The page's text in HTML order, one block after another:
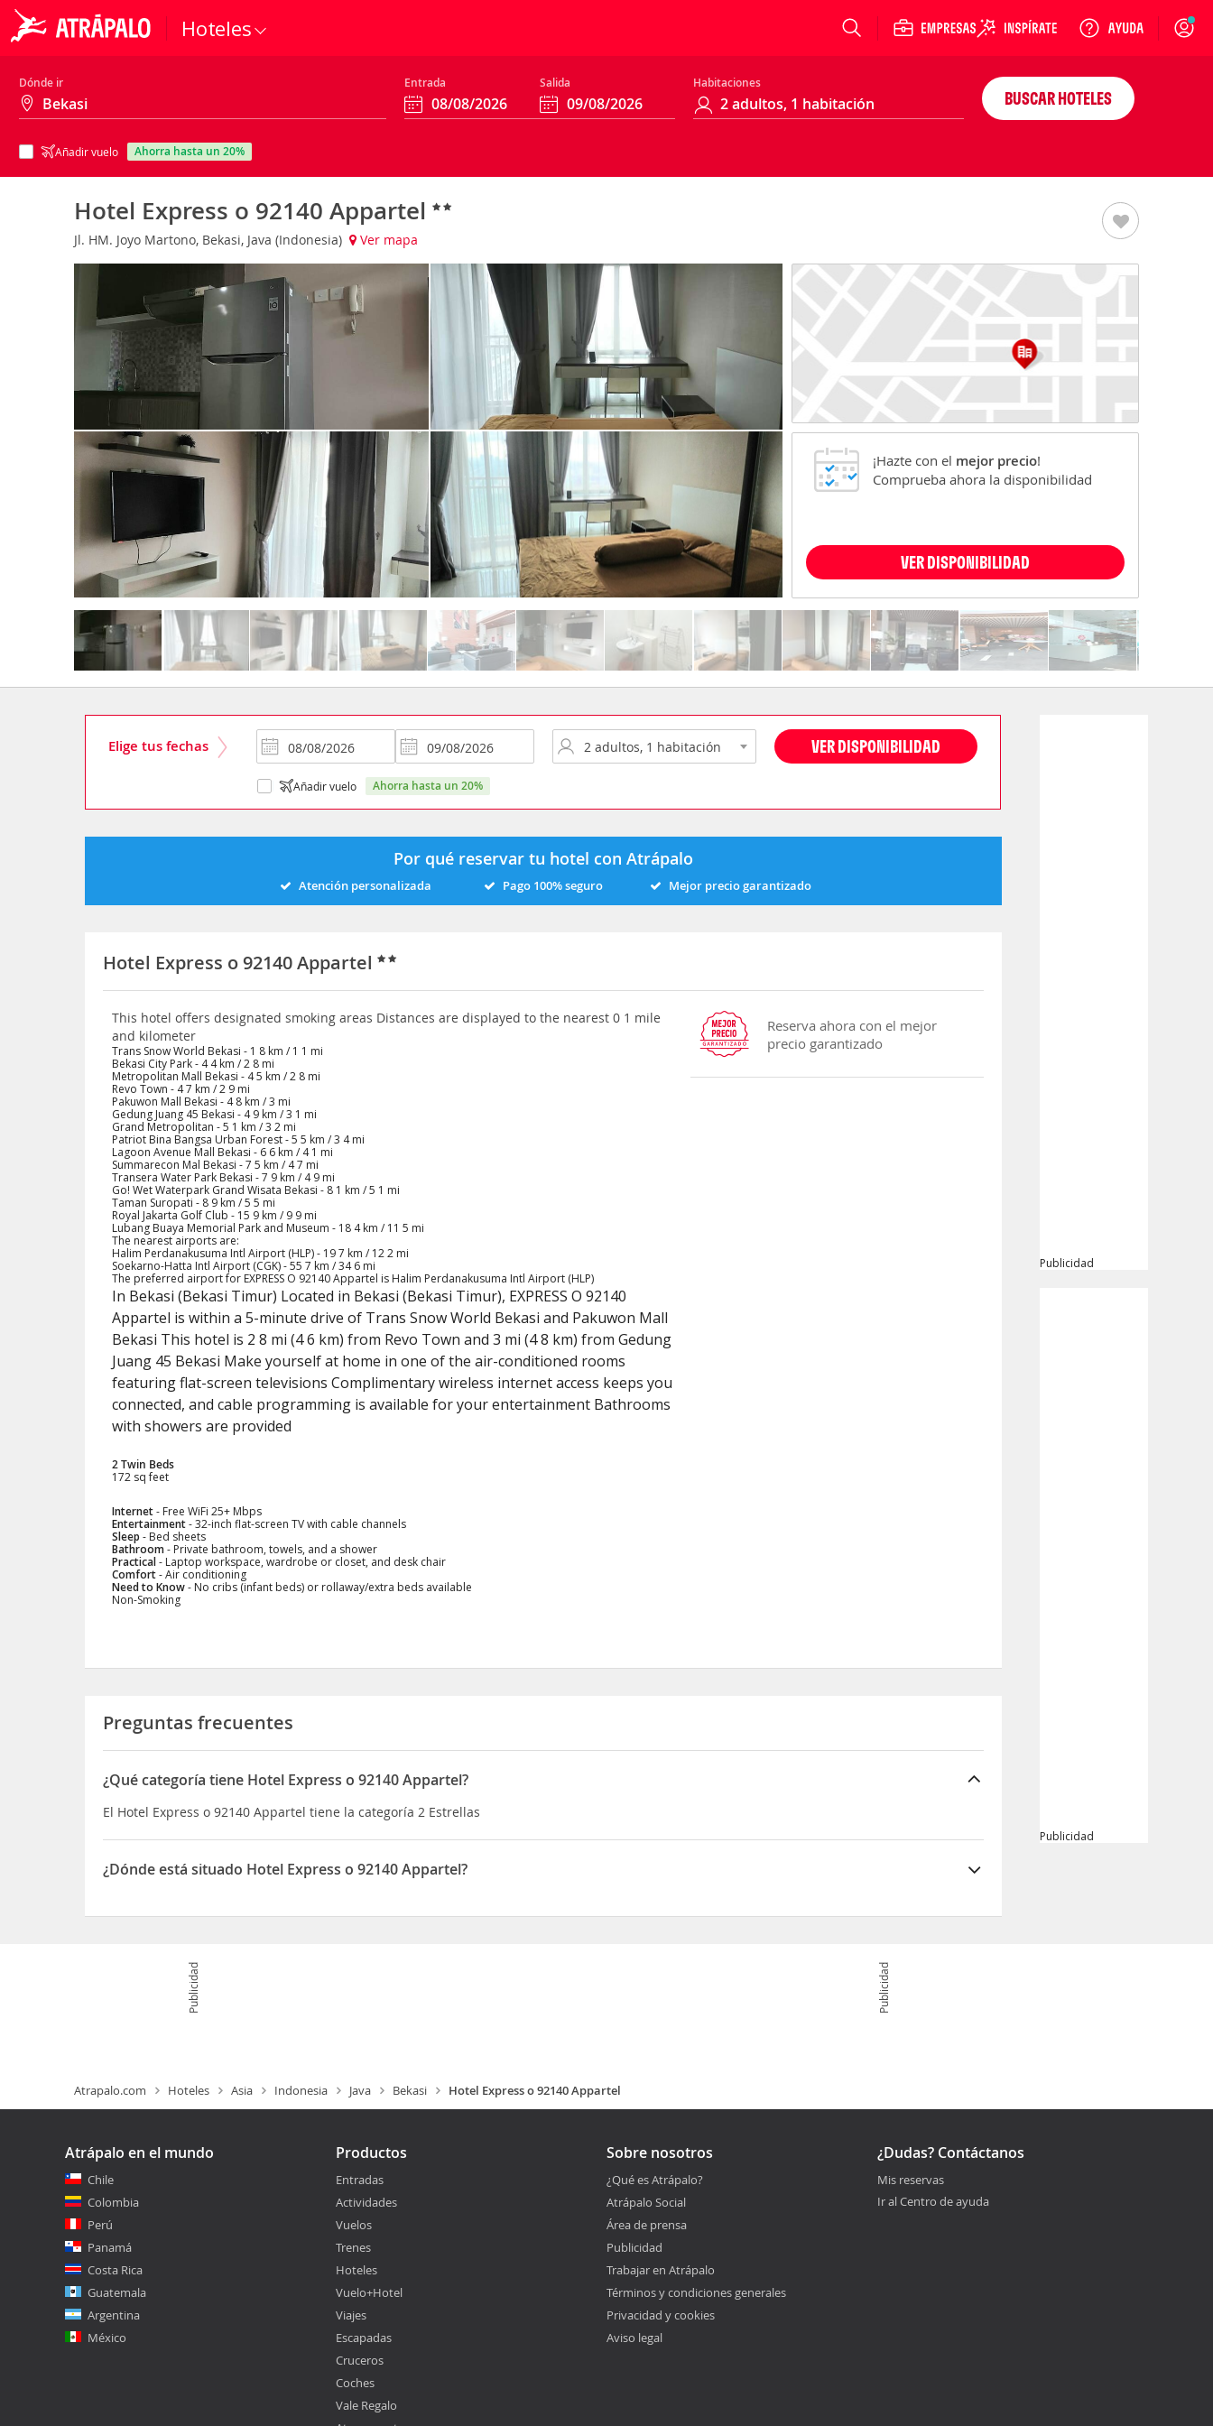
Hoteles Login
Dónde ir Entrada Salida Habitaciones
Añadir vuelo ahorra hasta un 20%
BUSCAR HOTELES
Hotel Express o 92140 Appartel
Jl. HM. Joyo Martono, Bekasi, Java (Indonesia) Ver mapa
¡Hazte con el mejor precio!
Comprueba ahora la disponibilidad
VER DISPONIBILIDAD
Elige tus fechas VER DISPONIBILIDAD
Añadir vuelo ahorra hasta un 20%
Por qué reservar tu hotel con Atrápalo
Atención personalizada Pago 100% seguro Mejor precio garantizado
Hotel Express o 92140 Appartel
This hotel offers designated smoking areas Distances are displayed to the nearest 0 1 mile
and kilometer
Trans Snow World Bekasi - 1 8 km / 1 1 mi
Bekasi City Park - 4 4 km / 2 8 mi
Metropolitan Mall Bekasi - 4 5 km / 2 8 mi
Revo Town - 4 7 km / 2 9 mi
Pakuwon Mall Bekasi - 4 8 km / 3 mi
Gedung Juang 45 Bekasi - 4 9 km / 3 1 mi
Grand Metropolitan - 5 1 km / 3 2 mi
Patriot Bina Bangsa Urban Forest - 5 5 km / 3 4 mi
Lagoon Avenue Mall Bekasi - 6 6 km / 4 1 mi
Summarecon Mal Bekasi - 7 5 km / 4 7 mi
Transera Water Park Bekasi - 7 9 km / 4 9 mi
Go! Wet Waterpark Grand Wisata Bekasi - 8 1 km / 5 1 mi
Taman Suropati - 8 9 km / 5 5 mi
Royal Jakarta Golf Club - 15 9 km / 9 9 mi
Lubang Buaya Memorial Park and Museum - 18 4 km / 11 5 mi
The nearest airports are:
Halim Perdanakusuma Intl Airport (HLP) - 19 7 km / 12 2 mi
Soekarno-Hatta Intl Airport (CGK) - 55 7 km / 34 6 mi
The preferred airport for EXPRESS O 92140 Appartel is Halim Perdanakusuma Intl Airport (HLP)
In Bekasi (Bekasi Timur) Located in Bekasi (Bekasi Timur), EXPRESS O 92140
Appartel is within a 5-minute drive of Trans Snow World Bekasi and Pakuwon Mall
Bekasi This hotel is 2 8 mi (4 6 km) from Revo Town and 3 mi (4 8 km) from Gedung
Juang 45 Bekasi Make yourself at home in one of the air-conditioned rooms
featuring flat-screen televisions Complimentary wireless internet access keeps you
connected, and cable programming is available for your entertainment Bathrooms
with showers are provided
2 Twin Beds
172 sq feet
Internet- Free WiFi 25+ Mbps
Entertainment- 32-inch flat-screen TV with cable channels
Sleep - Bed sheets
Bathroom- Private bathroom, towels, and a shower
Practical- Laptop workspace, wardrobe or closet, and desk chair
Comfort- Air conditioning
Need to Know- No cribs (infant beds) or rollaway/extra beds available
Non-Smoking
Reserva ahora con el mejor
precio garantizado
Preguntas frecuentes
¿Qué categoría tiene Hotel Express o 92140 Appartel?
El Hotel Express o 92140 Appartel tiene la categoría 2 Estrellas
¿Dónde está situado Hotel Express o 92140 Appartel?
Publicidad
Publicidad
Publicidad Publicidad
Atrapalo.com Hoteles Asia Indonesia Java Bekasi Hotel Express o 92140 Appartel
Atrápalo en el mundo
Chile
Colombia
Perú
Panamá
Costa Rica
Guatemala
Argentina
México
Productos
Entradas
Actividades
Vuelos
Trenes
Hoteles
Vuelo+Hotel
Viajes
Escapadas
Cruceros
Coches
Vale Regalo
Sobre nosotros
¿Qué es Atrápalo?
Atrápalo Social
Área de prensa
Publicidad
Trabajar en Atrápalo
Términos y condiciones generales
Privacidad y cookies
Aviso legal
¿Dudas? Contáctanos
Mis reservas
Ir al Centro de ayuda